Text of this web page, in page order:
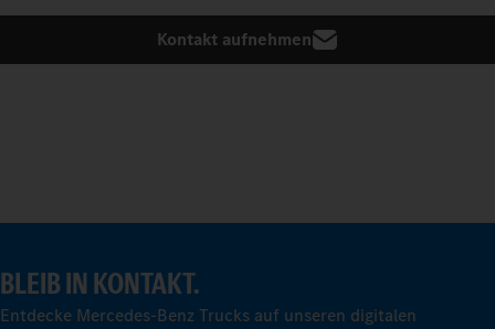
Kontakt aufnehmen
BLEIB IN KONTAKT.
Entdecke Mercedes-Benz Trucks auf unseren digitalen